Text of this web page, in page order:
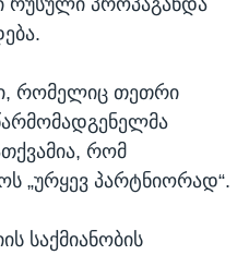
რუსული პროპაგანდა
რომელიც თეთრი
რომ
„ურყევ პარტნიორად“.
საქმიანობის